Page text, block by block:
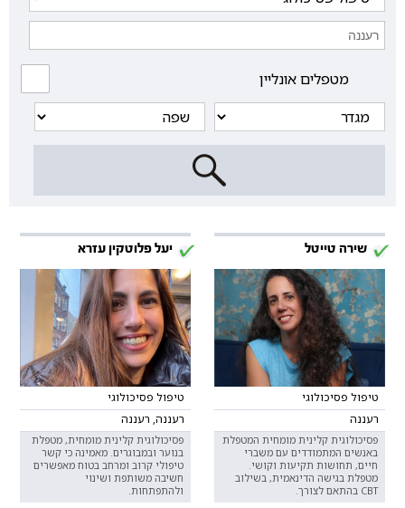
מטפלים אונליין
שירה טייטל
טיפול פסיכולוגי
רעננה
פסיכולוגית קלינית מומחית המטפלת
באנשים המתמודדים עם משברי
חיים, תחושות תקיעות וקושי.
מטפלת בגישה הדינאמית, בשילוב
CBT בהתאם לצורך.
יעל פלוטקין עזרא
טיפול פסיכולוגי
רעננה, רעננה
פסיכולוגית קלינית מומחית, מטפלת
בנוער ובמבוגרים. מאמינה כי קשר
טיפולי קרוב ומרחב בטוח מאפשרים
חשיבה משותפת ושינוי
ולהתפתחות.